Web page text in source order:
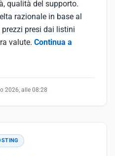
qualità del supporto.
razionale in base al
presi dai listini
valute. Continua a
2026, alle 08:28